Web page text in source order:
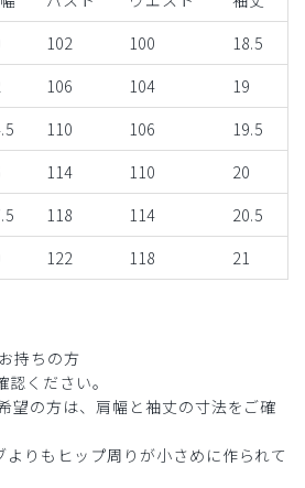
102 100
18.5
106 104
19
110 106
19.5
114 110
20
118 114
20.5
122 118 21
持ちの方
ください。
望の方は、肩幅と袖丈の寸法をご確
りもヒップ周りが小さめに作られて